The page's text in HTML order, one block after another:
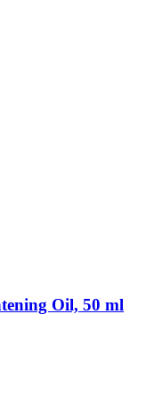
Oil, 50 ml